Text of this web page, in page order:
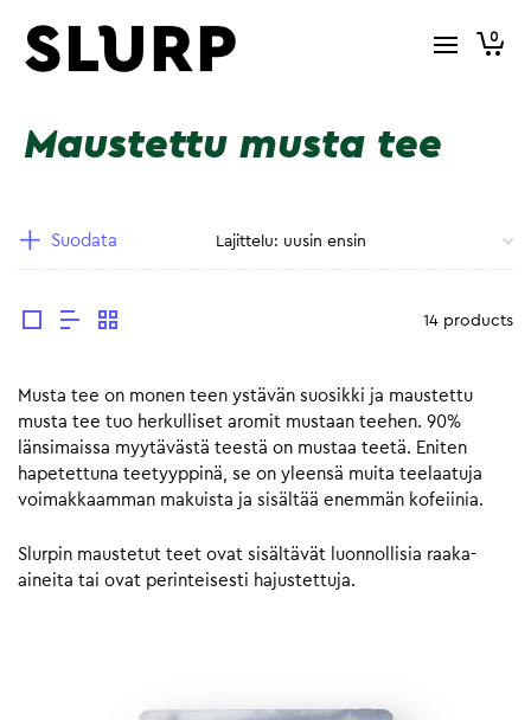
0
Maustettu musta tee
Suodata
14 products
Musta tee on monen teen ystävän suosikki ja maustettu
musta tee tuo herkulliset aromit mustaan teehen. 90%
länsimaissa myytävästä teestä on mustaa teetä. Eniten
hapetettuna teetyyppinä, se on yleensä muita teelaatuja
voimakkaamman makuista ja sisältää enemmän kofeiinia.
Slurpin maustetut teet ovat sisältävät luonnollisia raaka-
aineita tai ovat perinteisesti hajustettuja.